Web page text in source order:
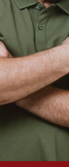
они разные,
важные,
посетив
в вашем
в вашем окружении?